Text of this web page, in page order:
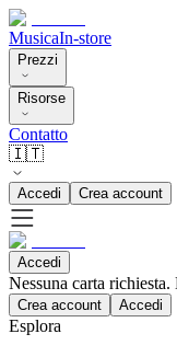
MusicaIn-store
Prezzi
Risorse
Contatto
🇮🇹
Accedi Crea account
Accedi
Nessuna carta
Crea account Accedi
Esplora